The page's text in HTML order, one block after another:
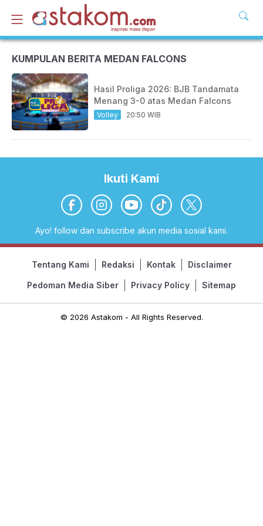
KUMPULAN BERITA MEDAN FALCONS
Hasil Proliga 2026: BJB Tandamata
Menang 3-0 atas Medan Falcons
Volley 20:50 WIB
Ikuti Kami
Ayo! follow dan subscribe akun media sosial kami.
Tentang Kami Redaksi Kontak Disclaimer
Pedoman Media Siber Privacy Policy Sitemap
© 2026 Astakom - All Rights Reserved.